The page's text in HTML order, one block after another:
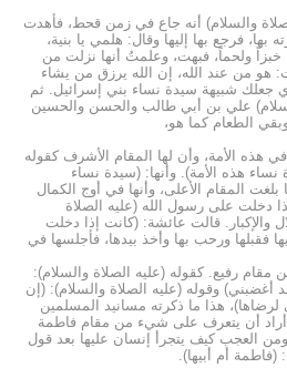
والسلام) أنه جاع في زمن قحط، فأهدت
فرجع بها إليها وقال: هلمي يا بنية،
ولحماً، فبهت، وعلمتُ أنها نزلت من
هو من عند الله، إن الله يرزق من يشاء
جعلك شبيهة سيدة نساء بني إسرائيل. ثم
علي بن أبي طالب والحسن والحسين
الطعام كما هو،
هذه الأمة، وأن لها المقام الأشرف كقوله
نساء هذه الأمة). وأنها: (سيدة نساء
المقام الأعلى، وأنها في أوج الكمال
دخلت على رسول الله (عليه الصلاة
والإكبار. قالت عائشة: (كانت إذا دخلت
فقبلها ورحب بها وأخذ بيدها، فأجلسها في
مقام رفيع. كقوله (عليه الصلاة والسلام):
وقوله (عليه الصلاة والسلام): (إن
هذا ما ذكرته مسانيد المسلمين
أن يتعرف على شيء من مقام فاطمة
ومن العجب كيف يتجرأ إنسان عليها بعد قول
(فاطمة أم أبيها).